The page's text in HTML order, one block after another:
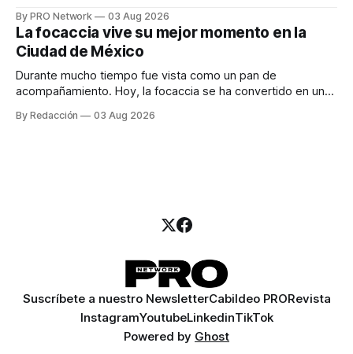
para los textos, alguien que supiera de publicidad digital
para encontrar prospectos, un vendedor para atender
llamadas y mensajes, y —con suerte— una persona
By PRO Network 03 Aug 2026
La focaccia vive su mejor momento en la
Ciudad de México
Durante mucho tiempo fue vista como un pan de
acompañamiento. Hoy, la focaccia se ha convertido en uno
artesanal, ingredientes de calidad y experiencias que
By Redacción 03 Aug 2026
Suscríbete a nuestro NewsletterCabildeo PRORevista
InstagramYoutubeLinkedinTikTok
Powered by Ghost